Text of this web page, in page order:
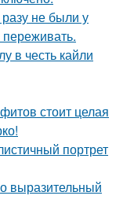
не были у
в честь кайли
стоит целая
портрет
выразительный